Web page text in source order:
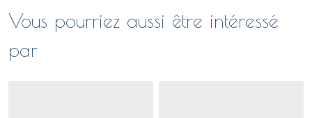
Vous pourriez aussi être intéressé
par